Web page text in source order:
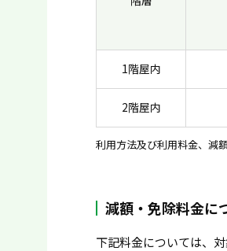
1階屋内
2階屋内
利用方法及び利用料金、減
減額・免除料金に
下記料金については、